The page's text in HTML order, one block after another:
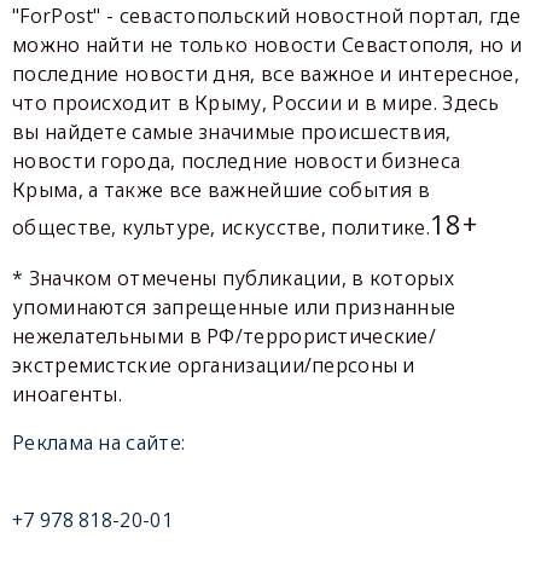
"ForPost" - севастопольский новостной портал, где
можно найти не только новости Севастополя, но и
последние новости дня, все важное и интересное,
что происходит в Крыму, России и в мире. Здесь
вы найдете самые значимые происшествия,
новости города, последние новости бизнеса
Крыма, а также все важнейшие события в
обществе, культуре, искусстве, политике.18+
* Значком отмечены публикации, в которых
упоминаются запрещенные или признанные
нежелательными в РФ/террористические/
экстремистские организации/персоны и
иноагенты.
Реклама на сайте:
+7 978 818-20-01